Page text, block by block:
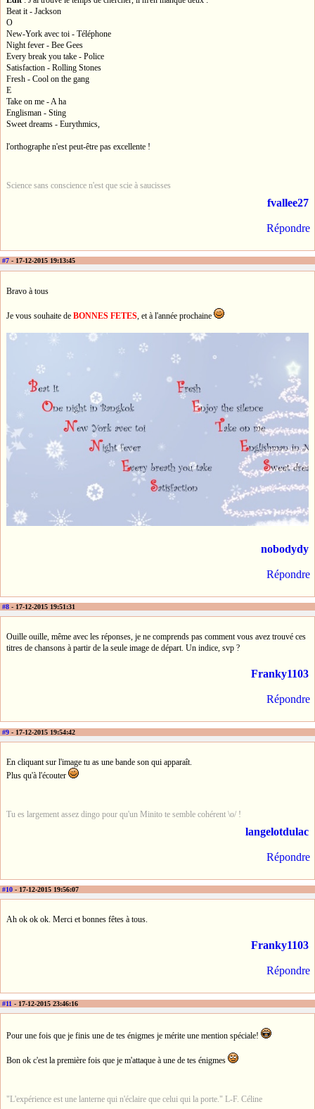
Beat it - Jackson
O
New-York avec toi - Téléphone
Night fever - Bee Gees
Every break you take - Police
Satisfaction - Rolling Stones
Fresh - Cool on the gang
E
Take on me - A ha
Englisman - Sting
Sweet dreams - Eurythmics,
l'orthographe n'est peut-être pas excellente !
Science sans conscience n'est que scie à saucisses
fvallee27
Répondre
#7 - 17-12-2015 19:13:45
Bravo à tous
Je vous souhaite de BONNES FETES , et à l'année prochaine
nobodydy
Répondre
#8 - 17-12-2015 19:51:31
Ouille ouille, même avec les réponses, je ne comprends pas comment vous avez trouvé ces
titres de chansons à partir de la seule image de départ. Un indice, svp ?
Franky1103
Répondre
#9 - 17-12-2015 19:54:42
En cliquant sur l'image tu as une bande son qui apparaît.
Plus qu'à l'écouter
Tu es largement assez dingo pour qu'un Minito te semble cohérent \o/ !
langelotdulac
Répondre
#10 - 17-12-2015 19:56:07
Ah ok ok ok. Merci et bonnes fêtes à tous.
Franky1103
Répondre
#11 - 17-12-2015 23:46:16
Pour une fois que je finis une de tes énigmes je mérite une mention spéciale!
Bon ok c'est la première fois que je m'attaque à une de tes énigmes
"L'expérience est une lanterne qui n'éclaire que celui qui la porte." L-F. Céline